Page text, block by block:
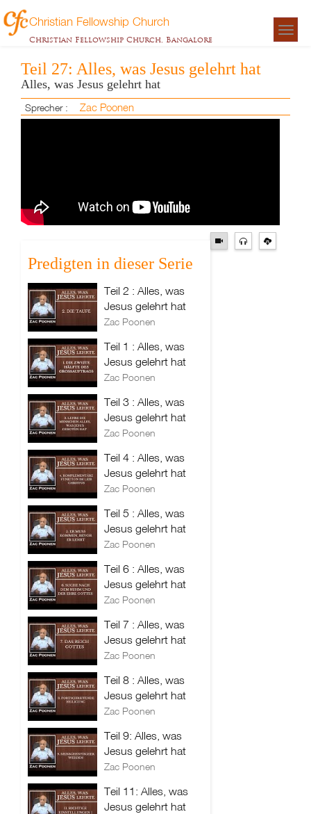
Christian Fellowship Church
Christian Fellowship Church, Bangalore
Teil 27: Alles, was Jesus gelehrt hat
Alles, was Jesus gelehrt hat
Sprecher : Zac Poonen
Predigten in dieser Serie
Teil 2 : Alles, was
Jesus gelehrt hat
Zac Poonen
Teil 1 : Alles, was
Jesus gelehrt hat
Zac Poonen
Teil 3 : Alles, was
Jesus gelehrt hat
Zac Poonen
Teil 4 : Alles, was
Jesus gelehrt hat
Zac Poonen
Teil 5 : Alles, was
Jesus gelehrt hat
Zac Poonen
Teil 6 : Alles, was
Jesus gelehrt hat
Zac Poonen
Teil 7 : Alles, was
Jesus gelehrt hat
Zac Poonen
Teil 8 : Alles, was
Jesus gelehrt hat
Zac Poonen
Teil 9: Alles, was
Jesus gelehrt hat
Zac Poonen
Teil 11: Alles, was
Jesus gelehrt hat